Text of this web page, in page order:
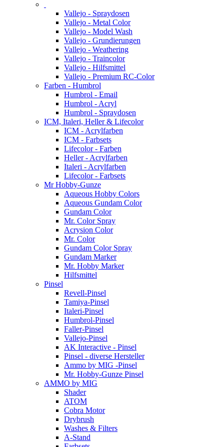
Vallejo - Spraydosen
Vallejo - Metal Color
Vallejo - Model Wash
Vallejo - Grundierungen
Vallejo - Weathering
Vallejo - Traincolor
Vallejo - Hilfsmittel
Vallejo - Premium RC-Color
Farben - Humbrol
Humbrol - Email
Humbrol - Acryl
Humbrol - Spraydosen
ICM, Italeri, Heller & Lifecolor
ICM - Acrylfarben
ICM - Farbsets
Lifecolor - Farben
Heller - Acrylfarben
Italeri - Acrylfarben
Lifecolor - Farbsets
Mr Hobby-Gunze
Aqueous Hobby Colors
Aqueous Gundam Color
Gundam Color
Mr. Color Spray
Acrysion Color
Mr. Color
Gundam Color Spray
Gundam Marker
Mr. Hobby Marker
Hilfsmittel
Pinsel
Revell-Pinsel
Tamiya-Pinsel
Italeri-Pinsel
Humbrol-Pinsel
Faller-Pinsel
Vallejo-Pinsel
AK Interactive - Pinsel
Pinsel - diverse Hersteller
Ammo by MIG -Pinsel
Mr. Hobby-Gunze Pinsel
AMMO by MIG
Shader
ATOM
Cobra Motor
Drybrush
Washes & Filters
A-Stand